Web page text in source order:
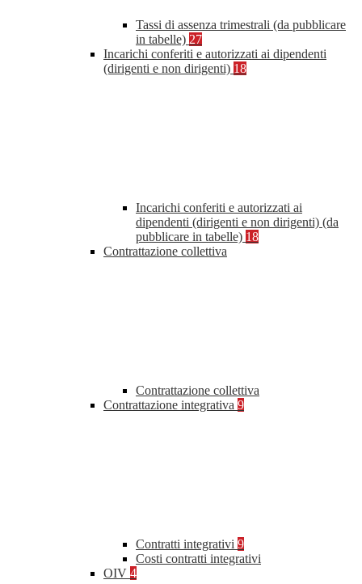
Tassi di assenza trimestrali (da pubblicare
in tabelle) 27
Incarichi conferiti e autorizzati ai dipendenti
(dirigenti e non dirigenti) 18
Incarichi conferiti e autorizzati ai
dipendenti (dirigenti e non dirigenti) (da
pubblicare in tabelle) 18
Contrattazione collettiva
Contrattazione collettiva
Contrattazione integrativa 9
Contratti integrativi 9
Costi contratti integrativi
OIV 4